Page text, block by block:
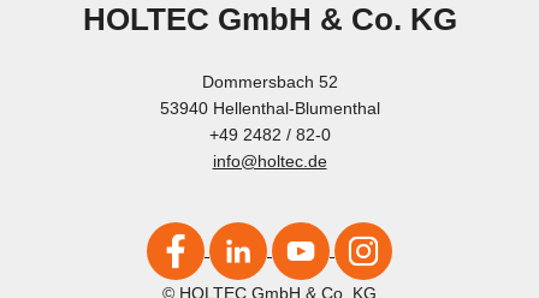
HOLTEC GmbH & Co. KG
Dommersbach 52
53940 Hellenthal-Blumenthal
+49 2482 / 82-0
info@holtec.de
© HOLTEC GmbH & Co. KG